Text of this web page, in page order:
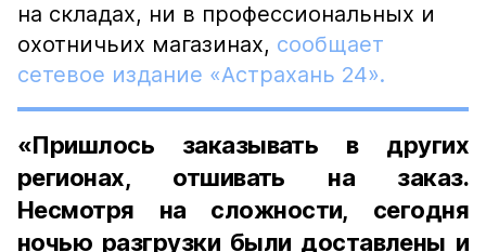
на складах, ни в профессиональных и
охотничьих магазинах, сообщает
сетевое издание «Астрахань 24».
«Пришлось заказывать в других
регионах, отшивать на заказ.
Несмотря на сложности, сегодня
ночью разгрузки были доставлены и